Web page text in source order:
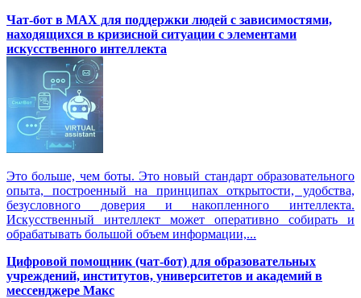
Чат-бот в MAX для поддержки людей с зависимостями,
находящихся в кризисной ситуации с элементами
искусственного интеллекта
Это больше, чем боты. Это новый стандарт образовательного
опыта, построенный на принципах открытости, удобства,
безусловного доверия и накопленного интеллекта.
Искусственный интеллект может оперативно собирать и
обрабатывать большой объем информации,...
Цифровой помощник (чат-бот) для образовательных
учреждений, институтов, университетов и академий в
мессенджере Макс